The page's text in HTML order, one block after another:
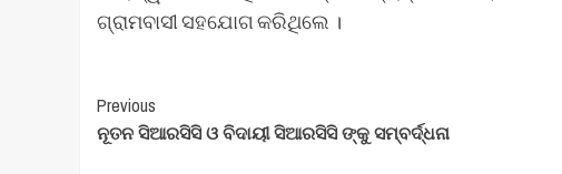
ଗ୍ରାମବାସୀ ସହଯୋଗ କରିଥିଲେ ।
Post
Navigation
Previous
ନୂତନ ସିଆରସିସି ଓ ବିଦାୟୀ ସିଆରସିସି ଙ୍କୁ ସମ୍ବର୍ଦ୍ଧନା